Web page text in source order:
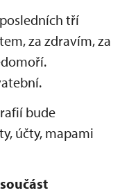
tří
za zdravím, za
bude
účty, mapami